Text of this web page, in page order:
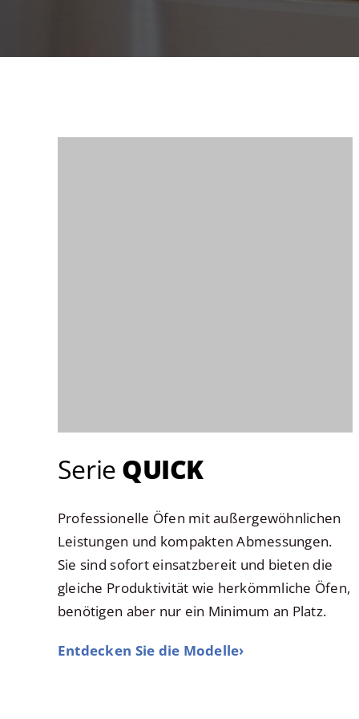
Serie QUICK
Professionelle Öfen mit außergewöhnlichen
Leistungen und kompakten Abmessungen.
Sie sind sofort einsatzbereit und bieten die
gleiche Produktivität wie herkömmliche Öfen,
benötigen aber nur ein Minimum an Platz.
Entdecken Sie die Modelle›